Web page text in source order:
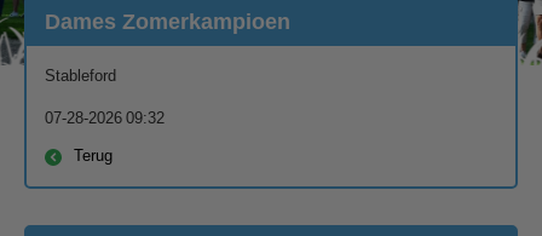
Dames Zomerkampioen
Stableford
07-28-2026 09:32
Terug